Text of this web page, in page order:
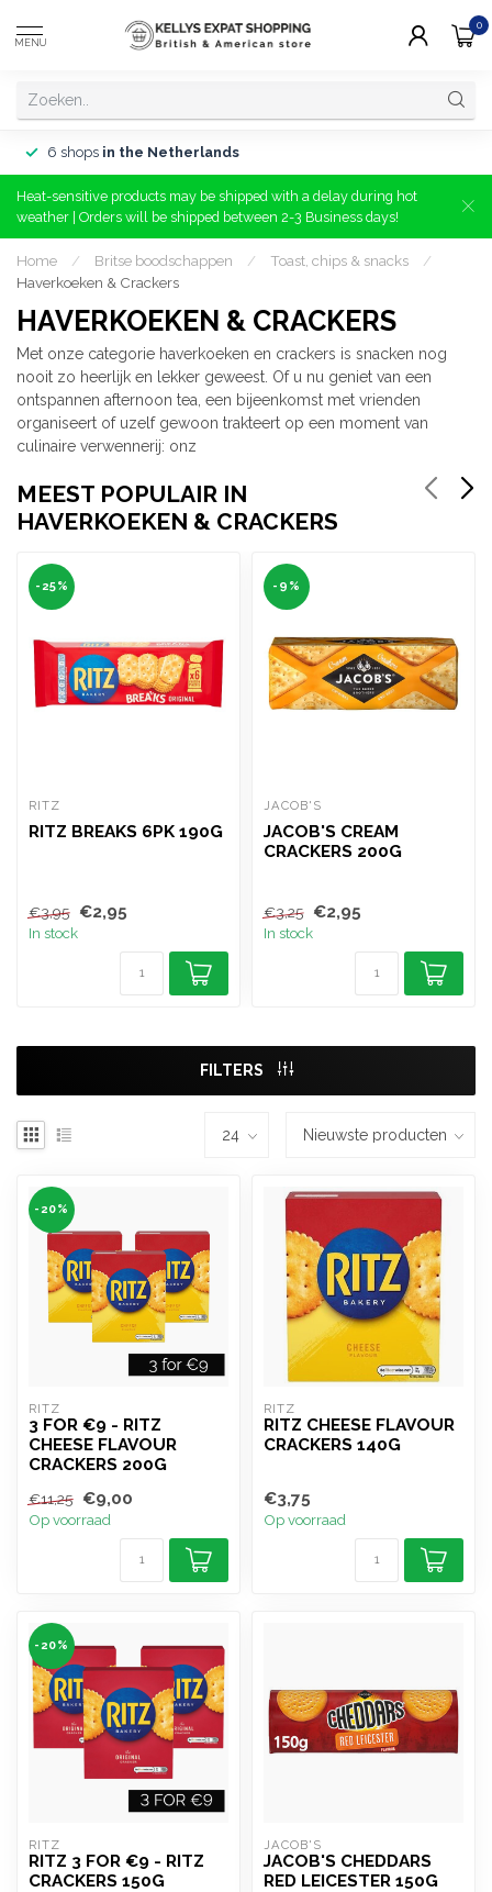
MENU
0
6 shops in the Netherlands
Heat-sensitive products may be shipped with a delay during hot
weather | Orders will be shipped between 2-3 Business days!
Home / Britse boodschappen / Toast, chips & snacks
/
Haverkoeken & Crackers
HAVERKOEKEN & CRACKERS
Met onze categorie haverkoeken en crackers is snacken nog
nooit zo heerlijk en lekker geweest. Of u nu geniet van een
ontspannen afternoon tea, een bijeenkomst met vrienden
organiseert of uzelf gewoon trakteert op een moment van
culinaire verwennerij: onz
MEEST POPULAIR IN
HAVERKOEKEN & CRACKERS
-25%
RITZ
RITZ BREAKS 6PK 190G
€3,95 €2,95
In stock
-9%
JACOB'S
JACOB'S CREAM
CRACKERS 200G
€3,25 €2,95
In stock
FILTERS
-20%
RITZ
3 FOR €9 - RITZ
CHEESE FLAVOUR
CRACKERS 200G
€11,25 €9,00
Op voorraad
RITZ
RITZ CHEESE FLAVOUR
CRACKERS 140G
€3,75
Op voorraad
-20%
RITZ
RITZ 3 FOR €9 - RITZ
CRACKERS 150G
JACOB'S
JACOB'S CHEDDARS
RED LEICESTER 150G